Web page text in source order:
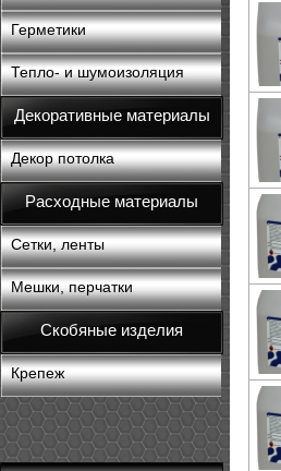
Герметики
Тепло- и шумоизоляция
Декоративные материалы
Декор потолка
Расходные материалы
Сетки, ленты
Мешки, перчатки
Скобяные изделия
Крепеж